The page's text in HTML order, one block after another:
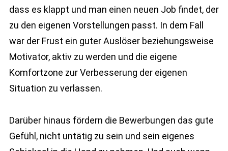
dass es klappt und man einen neuen Job findet, der
zu den eigenen Vorstellungen passt. In dem Fall
war der Frust ein guter Auslöser beziehungsweise
Motivator, aktiv zu werden und die eigene
Komfortzone zur Verbesserung der eigenen
Situation zu verlassen.
Darüber hinaus fördern die Bewerbungen das gute
Gefühl, nicht untätig zu sein und sein eigenes